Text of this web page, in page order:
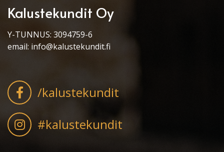
Kalustekundit Oy
Y-TUNNUS: 3094759-6
email: info@kalustekundit.fi
/kalustekundit
#kalustekundit